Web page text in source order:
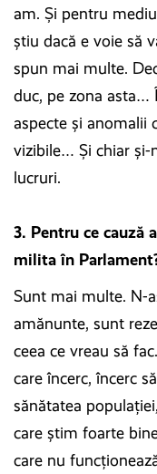
am. Şi pentru
ştiu dacă e voie să
spun mai multe.
duc, pe zona
aspecte şi anomalii
vizibile… Şi chiar şi-
lucruri.
3. Pentru ce cauză
milita în
Sunt mai multe. N-
amănunte, sunt
ceea ce vreau să
care încerc, încerc
sănătatea
care ştim foarte
care nu